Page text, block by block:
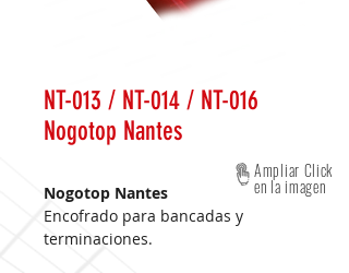
NT-013 / NT-014 / NT-016
Nogotop Nantes
Nogotop Nantes
Encofrado para bancadas y
terminaciones.
Ampliar Click
en la imagen